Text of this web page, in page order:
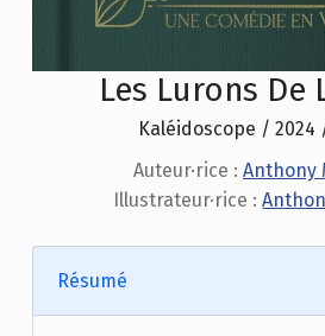
Les Lurons De
Kaléidoscope / 2024
Auteur·rice : Anthony
Illustrateur·rice :
Résumé